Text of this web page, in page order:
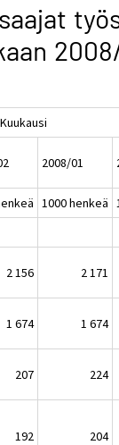
2008/01
1000 henkeä
2 156 2 171
1 674 1 674
207 224
192 204